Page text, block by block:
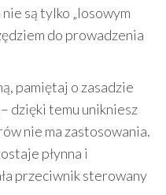
są tylko „losowym
do prowadzenia
pamiętaj o zasadzie
dzięki temu unikniesz
nie ma zastosowania.
płynna i
przeciwnik sterowany